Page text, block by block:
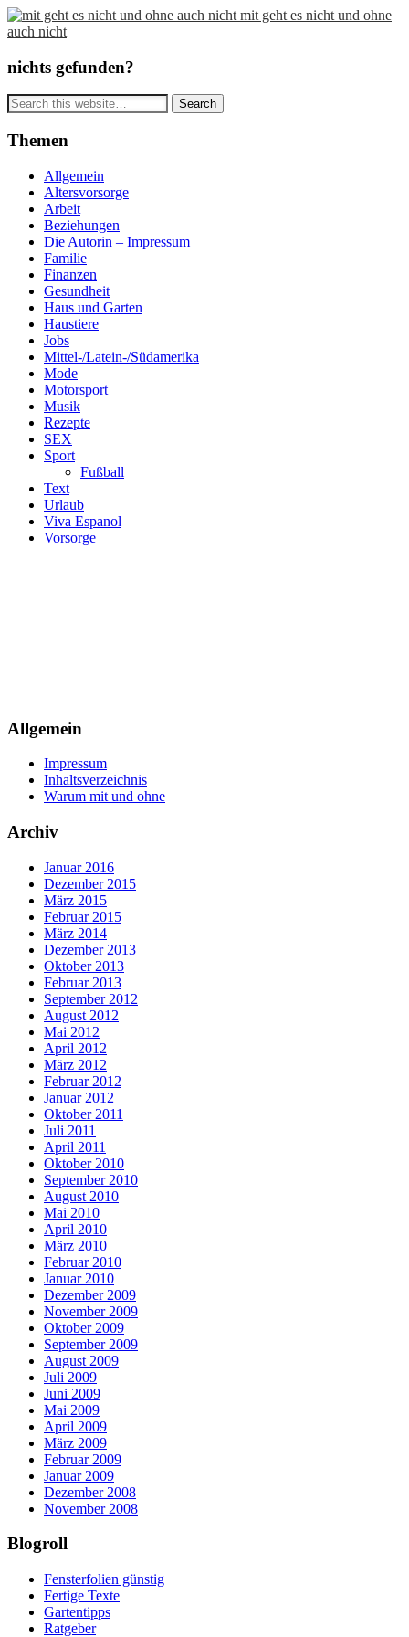
mit geht es nicht und ohne
auch nicht
nichts gefunden?
Themen
Allgemein
Altersvorsorge
Arbeit
Beziehungen
Die Autorin – Impressum
Familie
Finanzen
Gesundheit
Haus und Garten
Haustiere
Jobs
Mittel-/Latein-/Südamerika
Mode
Motorsport
Musik
Rezepte
SEX
Sport
Fußball
Text
Urlaub
Viva Espanol
Vorsorge
Allgemein
Impressum
Inhaltsverzeichnis
Warum mit und ohne
Archiv
Januar 2016
Dezember 2015
März 2015
Februar 2015
März 2014
Dezember 2013
Oktober 2013
Februar 2013
September 2012
August 2012
Mai 2012
April 2012
März 2012
Februar 2012
Januar 2012
Oktober 2011
Juli 2011
April 2011
Oktober 2010
September 2010
August 2010
Mai 2010
April 2010
März 2010
Februar 2010
Januar 2010
Dezember 2009
November 2009
Oktober 2009
September 2009
August 2009
Juli 2009
Juni 2009
Mai 2009
April 2009
März 2009
Februar 2009
Januar 2009
Dezember 2008
November 2008
Blogroll
Fensterfolien günstig
Fertige Texte
Gartentipps
Ratgeber